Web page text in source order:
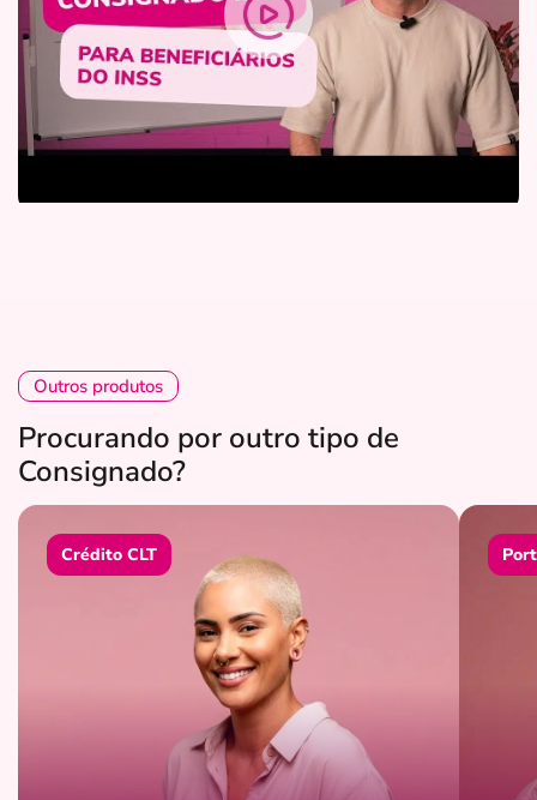
Outros produtos
Procurando por outro tipo de
Consignado?
Crédito CLT